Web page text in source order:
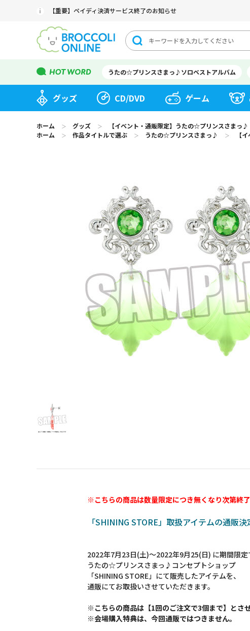
【重要】ペイディ決済サービス終了のお知らせ
うたの☆プリンスさまっ♪ソロベストアルバム
グッズ CD/DVD ゲーム
ホーム ＞ グッズ ＞
【イベント・通販限定】うたの☆プリンスさまっ
ホーム
＞ 作品タイトルで選ぶ ＞ うたの☆プリンスさまっ♪ ＞ 【
※こちらの商品は数量限定につき無くなり次第終
「SHINING STORE」取扱アイテムの通販決
2022年7月23日(土)～2022年9月25(日) に期間限定
うたの☆プリンスさまっ♪コンセプトショップ
「SHINING STORE」にて販売したアイテムを、
通販にてお取扱いさせていただきます。
※こちらの商品は【1回のご注文で3個まで】とさせ
※会場購入特典は、今回通販ではつきません。